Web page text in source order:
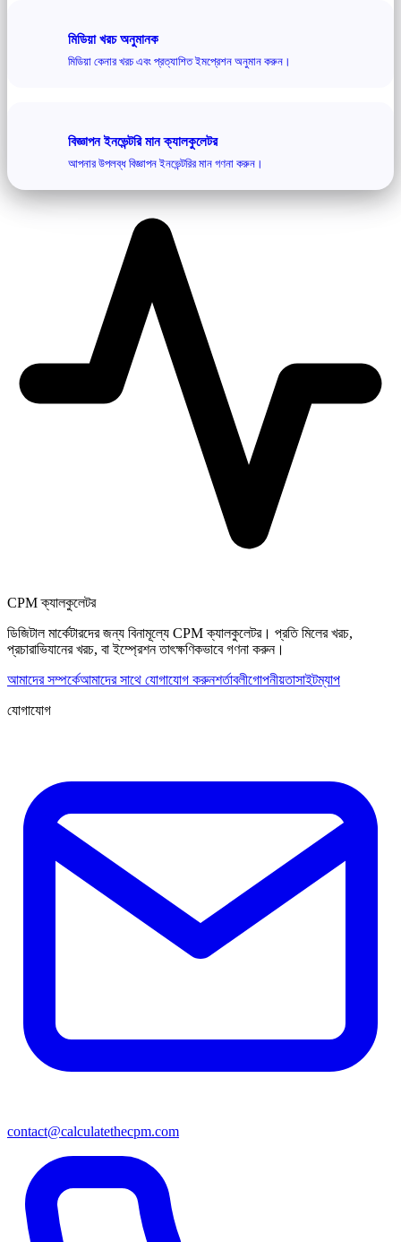
মিডিয়া খরচ অনুমানক
মিডিয়া কেনার খরচ এবং প্রত্যাশিত ইমপ্রেশন অনুমান করুন।
বিজ্ঞাপন ইনভেন্টরি মান ক্যালকুলেটর
আপনার উপলব্ধ বিজ্ঞাপন ইনভেন্টরির মান গণনা করুন।
CPM ক্যালকুলেটর
ডিজিটাল মার্কেটারদের জন্য বিনামূল্যে CPM ক্যালকুলেটর। প্রতি মিলের খরচ,
প্রচারাভিযানের খরচ, বা ইম্প্রেশন তাৎক্ষণিকভাবে গণনা করুন।
আমাদের সম্পর্কেআমাদের সাথে যোগাযোগ করুনশর্তাবলীগোপনীয়তাসাইটম্যাপ
যোগাযোগ
contact@calculatethecpm.com